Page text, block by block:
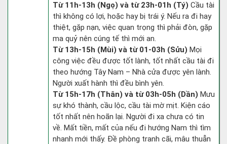
Từ 11h-13h (Ngọ) và từ 23h-01h (Tý) Cầu tài
thì không có lợi, hoặc hay bị trái ý. Nếu ra đi hay
thiệt, gặp nạn, việc quan trọng thì phải đòn, gặp
ma quỷ nên cúng tế thì mới an.
Từ 13h-15h (Mùi) và từ 01-03h (Sửu) Mọi
công việc đều được tốt lành, tốt nhất cầu tài đi
theo hướng Tây Nam – Nhà cửa được yên lành.
Người xuất hành thì đều bình yên.
Từ 15h-17h (Thân) và từ 03h-05h (Dần) Mưu
sự khó thành, cầu lộc, cầu tài mờ mịt. Kiện cáo
tốt nhất nên hoãn lại. Người đi xa chưa có tin
về. Mất tiền, mất của nếu đi hướng Nam thì tìm
nhanh mới thấy. Đề phòng tranh cãi, mâu thuẫn